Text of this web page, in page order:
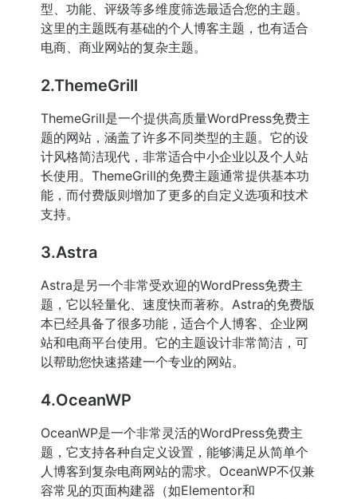
型、功能、评级等多维度筛选最适合您的主题。
这里的主题既有基础的个人博客主题，也有适合
电商、商业网站的复杂主题。
2.ThemeGrill
ThemeGrill是一个提供高质量WordPress免费主
题的网站，涵盖了许多不同类型的主题。它的设
计风格简洁现代，非常适合中小企业以及个人站
长使用。ThemeGrill的免费主题通常提供基本功
能，而付费版则增加了更多的自定义选项和技术
支持。
3.Astra
Astra是另一个非常受欢迎的WordPress免费主
题，它以轻量化、速度快而著称。Astra的免费版
本已经具备了很多功能，适合个人博客、企业网
站和电商平台使用。它的主题设计非常简洁，可
以帮助您快速搭建一个专业的网站。
4.OceanWP
OceanWP是一个非常灵活的WordPress免费主
题，它支持各种自定义设置，能够满足从简单个
人博客到复杂电商网站的需求。OceanWP不仅兼
容常见的页面构建器（如Elementor和